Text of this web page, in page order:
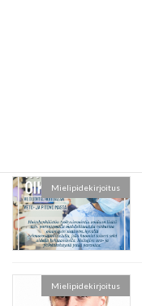
Mielipidekirjoitus
Mielipidekirjoitus